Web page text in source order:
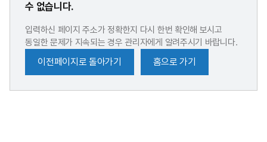
수 없습니다.
입력하신 페이지 주소가 정확한지 다시 한번 확인해 보시고
동일한 문제가 지속되는 경우 관리자에게 알려주시기 바랍니다.
이전페이지로 돌아가기 홈으로 가기